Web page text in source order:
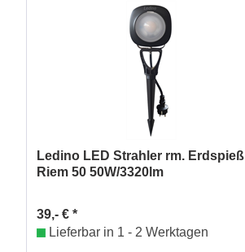
Ledino LED Strahler rm. Erdspieß
Riem 50 50W/3320lm
39,- € *
Lieferbar in 1 - 2 Werktagen